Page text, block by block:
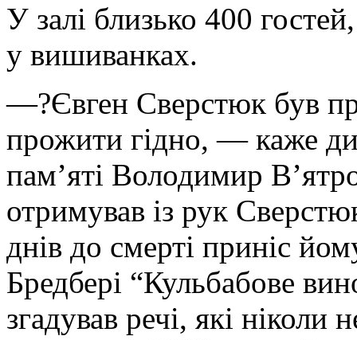
У залі близько 400
у вишиванках.
—?Євген Сверстюк був
прожити гідно, — каже
пам’яті Володимир
отримував із рук
днів до смерті приніс
Бредбері “Кульбабове
згадував речі, які